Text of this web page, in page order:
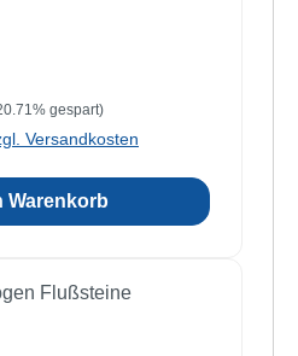
gespart)
Versandkosten
Warenkorb